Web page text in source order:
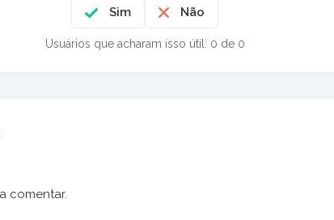
Sim Não
Usuários que acharam isso útil: 0 de 0
comentar.